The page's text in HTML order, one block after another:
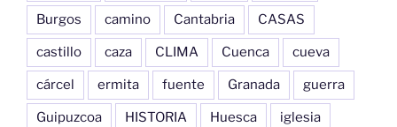
Burgos camino Cantabria CASAS
castillo caza CLIMA Cuenca cueva
cárcel ermita fuente Granada guerra
Guipuzcoa HISTORIA Huesca iglesia